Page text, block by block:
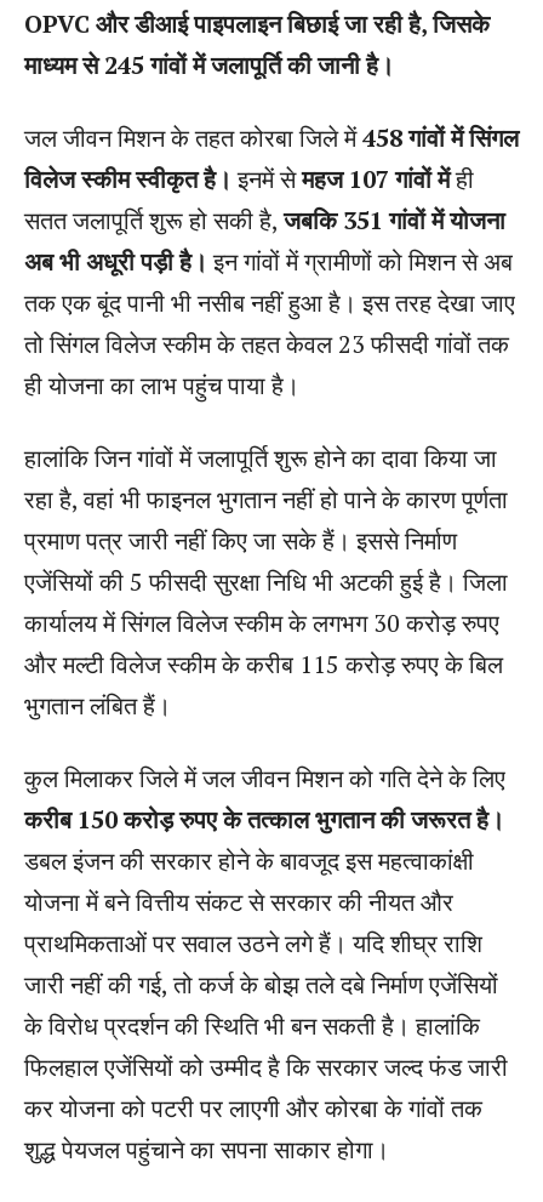
OPVC और डीआई पाइपलाइन बिछाई जा रही है, जिसके
माध्यम से 245 गांवों में जलापूर्ति की जानी है।
जल जीवन मिशन के तहत कोरबा जिले में458 गांवों में सिंगल
विलेज स्कीम स्वीकृत है। इनमें सेमहज 107 गांवों मेंही
सतत जलापूर्ति शुरू हो सकी है,जबकि 351 गांवों में योजना
अब भी अधूरी पड़ी है। इन गांवों में ग्रामीणों को मिशन से अब
तक एक बूंद पानी भी नसीब नहीं हुआ है। इस तरह देखा जाए
तो सिंगल विलेज स्कीम के तहत केवल 23 फीसदी गांवों तक
ही योजना का लाभ पहुंच पाया है।
हालांकि जिन गांवों में जलापूर्ति शुरू होने का दावा किया जा
रहा है, वहां भी फाइनल भुगतान नहीं हो पाने के कारण पूर्णता
प्रमाण पत्र जारी नहीं किए जा सके हैं। इससे निर्माण
एजेंसियों की 5 फीसदी सुरक्षा निधि भी अटकी हुई है। जिला
कार्यालय में सिंगल विलेज स्कीम के लगभग 30 करोड़ रुपए
और मल्टी विलेज स्कीम के करीब 115 करोड़ रुपए के बिल
भुगतान लंबित हैं।
कुल मिलाकर जिले में जल जीवन मिशन को गति देने के लिए
करीब 150 करोड़ रुपए के तत्काल भुगतान की जरूरत है।
डबल इंजन की सरकार होने के बावजूद इस महत्वाकांक्षी
योजना में बने वित्तीय संकट से सरकार की नीयत और
प्राथमिकताओं पर सवाल उठने लगे हैं। यदि शीघ्र राशि
जारी नहीं की गई, तो कर्ज के बोझ तले दबे निर्माण एजेंसियों
के विरोध प्रदर्शन की स्थिति भी बन सकती है। हालांकि
फिलहाल एजेंसियों को उम्मीद है कि सरकार जल्द फंड जारी
कर योजना को पटरी पर लाएगी और कोरबा के गांवों तक
शुद्ध पेयजल पहुंचाने का सपना साकार होगा।